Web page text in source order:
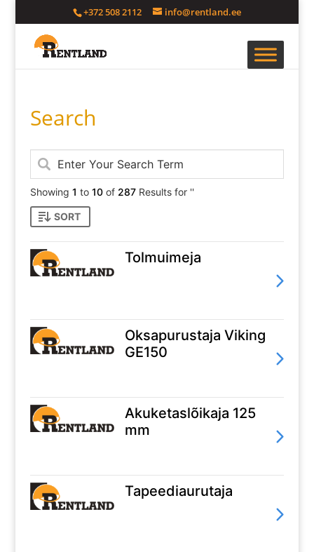
+372 508 2112 info@rentland.ee
Search
Showing 1 to 10of 287Results for ''
SORT
Tolmuimeja
Oksapurustaja Viking
GE150
Akuketaslõikaja 125
mm
Tapeediaurutaja